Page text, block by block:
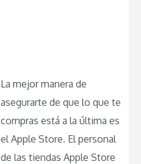
La mejor manera de
asegurarte de que lo que te
compras está a la última es
el Apple Store. El personal
de las tiendas Apple Store